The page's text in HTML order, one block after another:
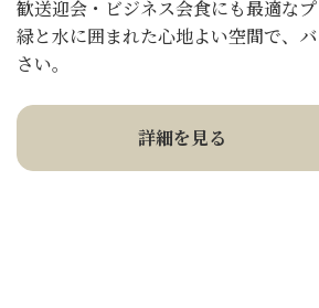
歓送迎会・ビジネス会食にも最適なプ
緑と水に囲まれた心地よい空間で、
さい。
詳細を見る